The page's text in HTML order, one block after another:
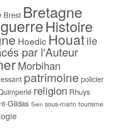
Brest Bretagne
guerreHistoire
Hoedic Houatile
par l'Auteur
Morbihan
patrimoine policier
religion Rhuys
Gildas Sein sous-marin tourisme